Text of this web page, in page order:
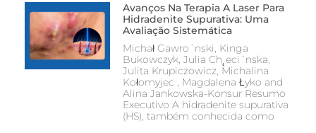
Avanços Na Terapia A Laser Para
Hidradenite Supurativa: Uma
Avaliação Sistemática
Michał Gawro´nski, Kinga
Bukowczyk, Julia Ch˛eci´nska,
Julita Krupiczowicz, Michalina
Kołomyjec , Magdalena Łyko and
Alina Jankowska-Konsur Resumo
Executivo A hidradenite supurativa
(HS), também conhecida como